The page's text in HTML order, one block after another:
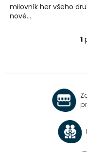
milovník her všeho
nové...
1